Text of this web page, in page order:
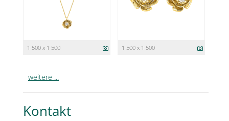
1 500 x 1 500 1 500 x 1 500
weitere ...
Kontakt